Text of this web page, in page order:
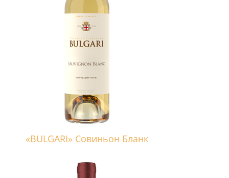
«BULGARI» Совиньон Бланк